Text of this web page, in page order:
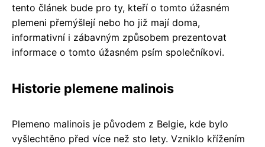
tento článek bude pro ty, kteří o tomto úžasném
plemeni přemýšlejí nebo ho již mají doma,
informativní i zábavným způsobem prezentovat
informace o tomto úžasném psím společníkovi.
Historie plemene malinois
Plemeno malinois je původem z Belgie, kde bylo
vyšlechtěno před více než sto lety. Vzniklo křížením